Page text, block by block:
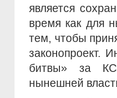
является
время как для
тем, чтобы
законопроект.
битвы» за КС
нынешней